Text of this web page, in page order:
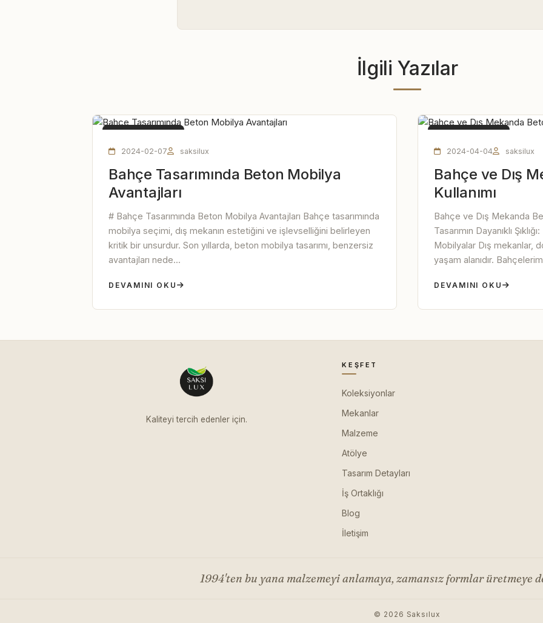
İlgili Yazılar
2024-02-07 saksilux
Bahçe Tasarımında Beton Mobilya
Avantajları
# Bahçe Tasarımında Beton Mobilya Avantajları Bahçe tasarımında
mobilya seçimi, dış mekanın estetiğini ve işlevselliğini belirleyen
kritik bir unsurdur. Son yıllarda, beton mobilya tasarımı, benzersiz
avantajları nede...
DEVAMINI OKU
2024-04-04 saksilux
Bahçe ve Dış
Kullanımı
Bahçe ve Dış Mekanda
Tasarımın Dayanıklı
Mobilyalar Dış mekanlar,
yaşam alanıdır.
DEVAMINI OKU
Kaliteyi tercih edenler için.
KEŞFET
Koleksiyonlar
Mekanlar
Malzeme
Atölye
Tasarım Detayları
İş Ortaklığı
Blog
İletişim
1994'ten bu yana malzemeyi anlamaya, zamansız formlar üretmeye
© 2026 Saksılux